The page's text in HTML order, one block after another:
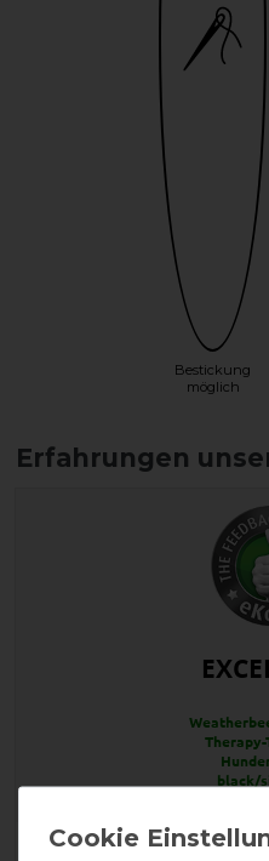
Bestickung
möglich
Therapy-
black/
Product